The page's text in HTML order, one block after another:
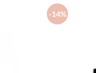
-14%